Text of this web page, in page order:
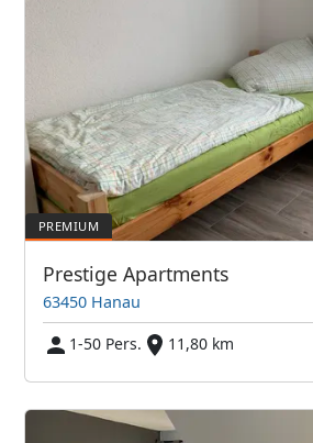
Prestige Apartments
63450 Hanau
1-50 Pers.
11,80 km